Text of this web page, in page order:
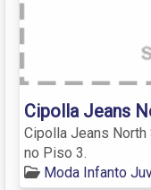
Cipolla Jeans
Cipolla Jeans
no Piso 3.
Moda Infanto